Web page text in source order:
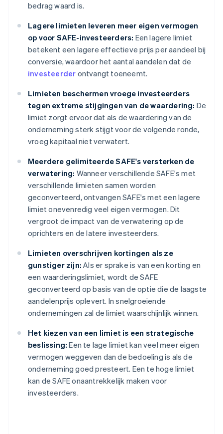
bedrag waard is.
Lagere limieten leveren meer eigen vermogen
op voor SAFE-investeerders: Een lagere limiet
betekent een lagere effectieve prijs per aandeel bij
conversie, waardoor het aantal aandelen dat de
investeerder ontvangt toeneemt.
Limieten beschermen vroege investeerders
tegen extreme stijgingen van de waardering: De
limiet zorgt ervoor dat als de waardering van de
onderneming sterk stijgt voor de volgende ronde,
vroeg kapitaal niet verwatert.
Meerdere gelimiteerde SAFE's versterken de
verwatering: Wanneer verschillende SAFE's met
verschillende limieten samen worden
geconverteerd, ontvangen SAFE's met een lagere
limiet onevenredig veel eigen vermogen. Dit
vergroot de impact van de verwatering op de
oprichters en de latere investeerders.
Limieten overschrijven kortingen als ze
gunstiger zijn: Als er sprake is van een korting en
een waarderingslimiet, wordt de SAFE
geconverteerd op basis van de optie die de laagste
aandelenprijs oplevert. In snelgroeiende
ondernemingen zal de limiet waarschijnlijk winnen.
Het kiezen van een limiet is een strategische
beslissing: Een te lage limiet kan veel meer eigen
vermogen weggeven dan de bedoeling is als de
onderneming goed presteert. Een te hoge limiet
kan de SAFE onaantrekkelijk maken voor
investeerders.